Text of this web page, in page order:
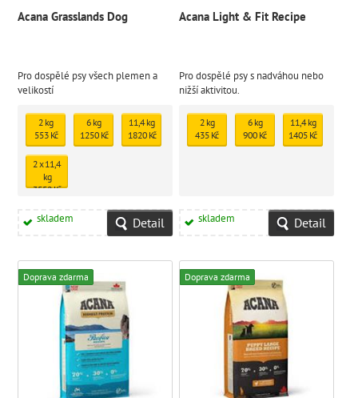
Acana Grasslands Dog
Pro dospělé psy všech plemen a
velikostí
2 kg
553 Kč
6 kg
1250 Kč
11,4 kg
1820 Kč
2 x 11,4
kg
3552 Kč
skladem Detail
Acana Light & Fit Recipe
Pro dospělé psy s nadváhou nebo
nižší aktivitou.
2 kg
435 Kč
6 kg
900 Kč
11,4 kg
1405 Kč
skladem Detail
Doprava zdarma Doprava zdarma